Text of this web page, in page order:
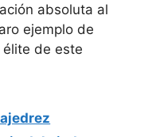
absoluta al
ejemplo de
de este